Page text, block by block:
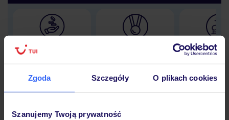
Zgoda Szczegóły O plikach cookies
Szanujemy Twoją prywatność
Lider niskich cen 30 lat w